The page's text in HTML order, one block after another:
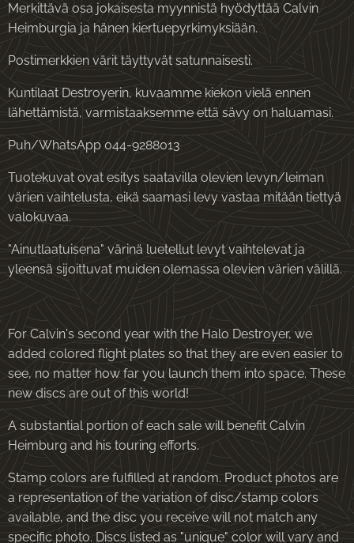
Merkittävä osa jokaisesta myynnistä hyödyttää Calvin
Heimburgia ja hänen kiertuepyrkimyksiään.
Postimerkkien värit täyttyvät satunnaisesti.
Kuntilaat Destroyerin, kuvaamme kiekon vielä ennen
lähettämistä, varmistaaksemme että sävy on haluamasi.
Puh/WhatsApp 044-9288013
Tuotekuvat ovat esitys saatavilla olevien levyn/leiman
värien vaihtelusta, eikä saamasi levy vastaa mitään tiettyä
valokuvaa.
"Ainutlaatuisena" värinä luetellut levyt vaihtelevat ja
yleensä sijoittuvat muiden olemassa olevien värien välillä.
For Calvin's second year with the Halo Destroyer, we
added colored flight plates so that they are even easier to
see, no matter how far you launch them into space. These
new discs are out of this world!
A substantial portion of each sale will benefit Calvin
Heimburg and his touring efforts.
Stamp colors are fulfilled at random. Product photos are
a representation of the variation of disc/stamp colors
available, and the disc you receive will not match any
specific photo. Discs listed as "unique" color will vary and